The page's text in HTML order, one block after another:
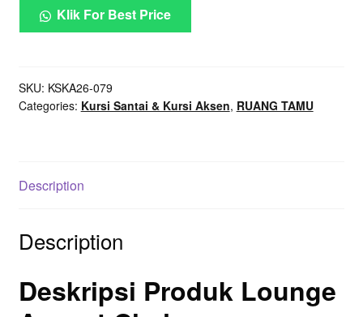
Chair
Mid
Leather
quantity
Klik For Best Price
SKU: KSKA26-079
Categories: Kursi Santai & Kursi Aksen, RUANG TAMU
Description
Description
Deskripsi Produk Lounge